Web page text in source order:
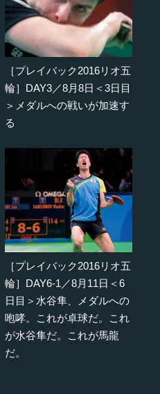
［プレイバック2016リオ五
輪］DAY3／8月8日＜3日目
＞メダルへの戦いが加速す
る
［プレイバック2016リオ五
輪］DAY6-1／8月11日＜6
日目＞水谷隼、メダルへの
咆哮。これが卓球だ。これ
が水谷隼だ。これが馬龍
だ。